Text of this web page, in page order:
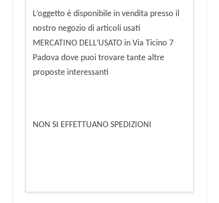
L’oggetto è disponibile in vendita presso il
nostro negozio di articoli usati
MERCATINO DELL’USATO in Via Ticino 7
Padova dove puoi trovare tante altre
proposte interessanti
NON SI EFFETTUANO SPEDIZIONI